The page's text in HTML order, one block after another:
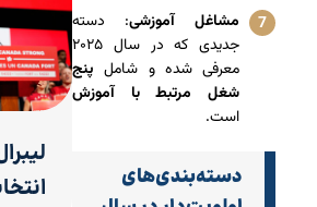
مشاغل آموزشی: دسته
جدیدی که در سال ۲۰۲۵
معرفی شده و شاملپنج
شغل مرتبط با آموزش
است.
دسته‌بندی‌های